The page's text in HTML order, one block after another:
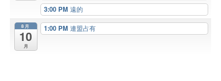
3:00 PM 遠的
8月
10
月
1:00 PM 連盟占有